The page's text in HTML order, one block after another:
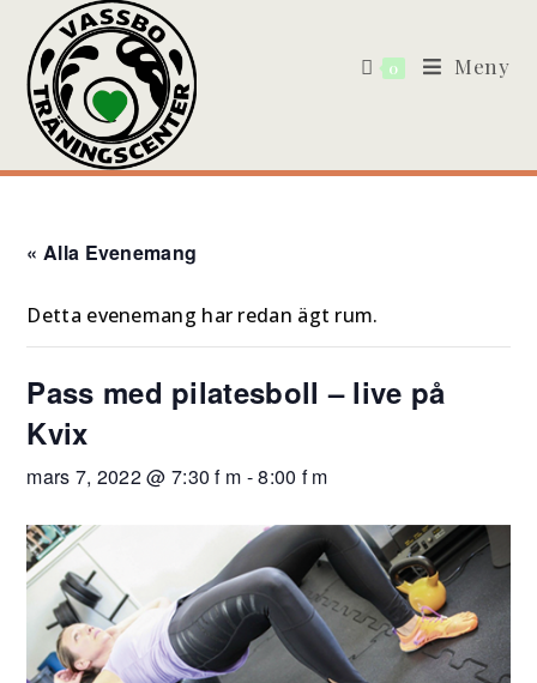
0 Meny
« Alla Evenemang
Detta evenemang har redan ägt rum.
Pass med pilatesboll – live på
Kvix
mars 7, 2022 @ 7:30 f m -8:00 f m